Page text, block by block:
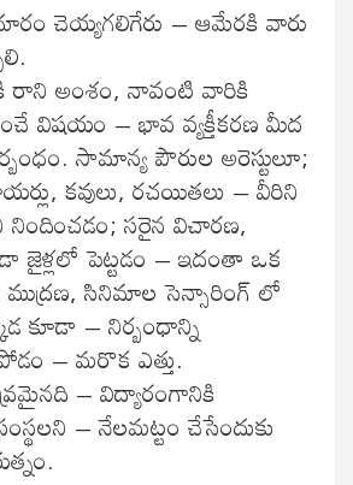
చెయ్యగలిగేరు – ఆమేరకి వారు
రాని అంశం, నావంటి వారికి
విషయం – భావ వ్యక్తీకరణ మీద
సామాన్య పౌరుల అరెస్టులూ;
కవులు, రచయితలు – వీరిని
సరైన విచారణ,
జైళ్లలో పెట్టడం – ఇదంతా ఒక
ముద్రణ, సినిమాల సెన్సారింగ్ లో
కూడా – నిర్బంధాన్ని
– మరొక ఎత్తు.
– విద్యారంగానికి
– నేలమట్టం చేసేందుకు